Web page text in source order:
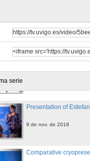
serie
27 de set. de 2018
Presentation of
8 de nov. de 2018